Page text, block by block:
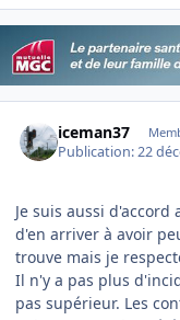
iceman37
Publication:22
Je suis aussi d'accord
d'en arriver à avoir
trouve mais je
Il n'y a pas plus
pas supérieur. Les